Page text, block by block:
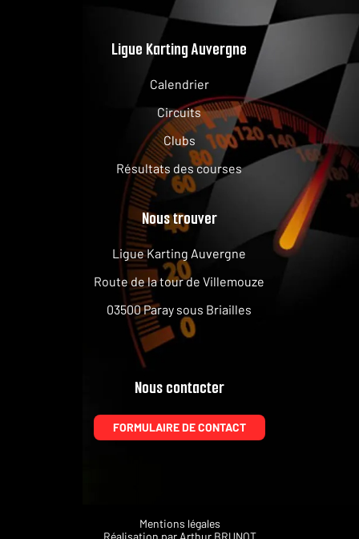
Ligue Karting Auvergne
Calendrier
Circuits
Clubs
Résultats des courses
Nous trouver
Ligue Karting Auvergne
Route de la tour de Villemouze
03500 Paray sous Briailles
Nous contacter
FORMULAIRE DE CONTACT
Mentions légales
Réalisation par Arthur BRUNOT